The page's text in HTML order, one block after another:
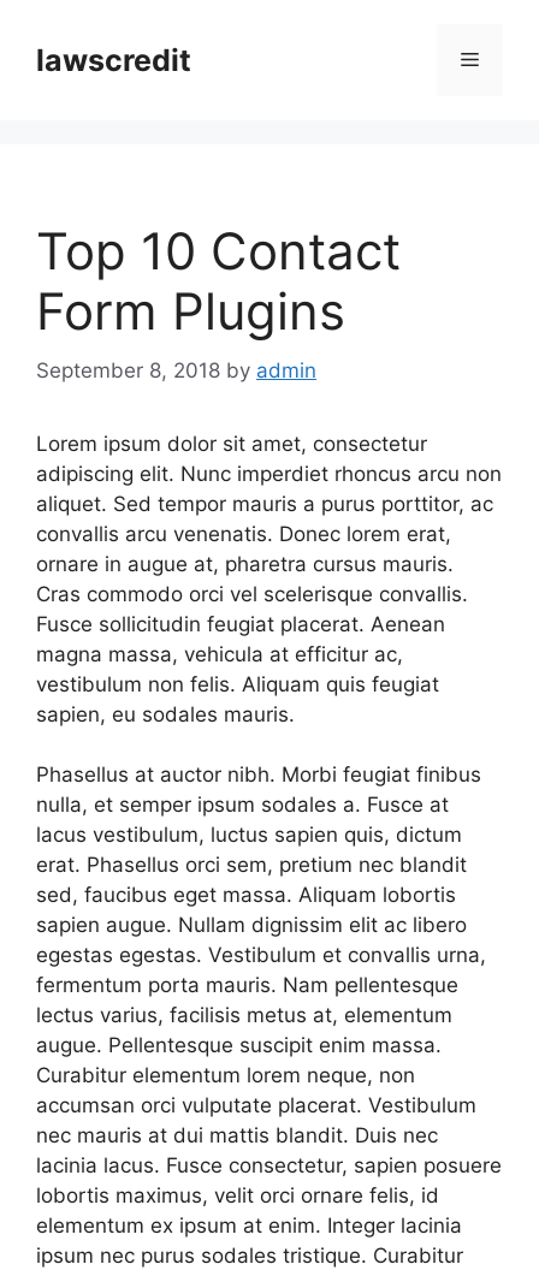
contentlawscredit Menu
Top 10 Contact
Form Plugins
September 8, 2018 by admin
Lorem ipsum dolor sit amet, consectetur
adipiscing elit. Nunc imperdiet rhoncus arcu non
aliquet. Sed tempor mauris a purus porttitor, ac
convallis arcu venenatis. Donec lorem erat,
ornare in augue at, pharetra cursus mauris.
Cras commodo orci vel scelerisque convallis.
Fusce sollicitudin feugiat placerat. Aenean
magna massa, vehicula at efficitur ac,
vestibulum non felis. Aliquam quis feugiat
sapien, eu sodales mauris.
Phasellus at auctor nibh. Morbi feugiat finibus
nulla, et semper ipsum sodales a. Fusce at
lacus vestibulum, luctus sapien quis, dictum
erat. Phasellus orci sem, pretium nec blandit
sed, faucibus eget massa. Aliquam lobortis
sapien augue. Nullam dignissim elit ac libero
egestas egestas. Vestibulum et convallis urna,
fermentum porta mauris. Nam pellentesque
lectus varius, facilisis metus at, elementum
augue. Pellentesque suscipit enim massa.
Curabitur elementum lorem neque, non
accumsan orci vulputate placerat. Vestibulum
nec mauris at dui mattis blandit. Duis nec
lacinia lacus. Fusce consectetur, sapien posuere
lobortis maximus, velit orci ornare felis, id
elementum ex ipsum at enim. Integer lacinia
ipsum nec purus sodales tristique. Curabitur